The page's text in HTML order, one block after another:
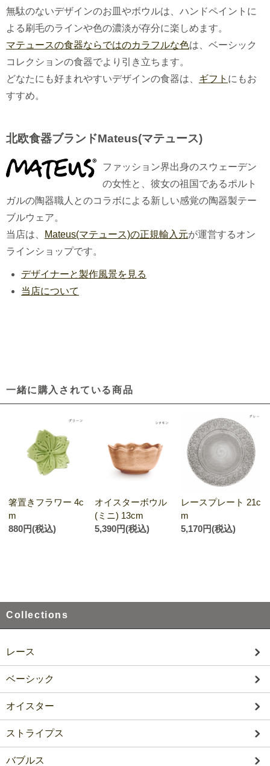
無駄のないデザインのお皿やボウルは、ハンドペイントに
よる刷毛のラインや色の濃淡が存分に楽しめます。
マテュースの食器ならではのカラフルな色は、ベーシック
コレクションの食器でより引き立ちます。
どなたにも好まれやすいデザインの食器は、 ギフト にもお
すすめ。
北欧食器ブランドMateus(マテュース)
ファッション界出身のスウェーデン
の女性と、彼女の祖国であるポルト
ガルの陶器職人とのコラボによる新しい感覚の陶器製テー
ブルウェア。
当店は、
Mateus(マテュース)の正規輸入元が運営するオン
ラインショップです。
デザイナーと製作風景を見る
当店について
一緒に購入されている商品
箸置きフラワー 4c
m
880円(税込)
オイスターボウル
(ミニ) 13cm
5,390円(税込)
レースプレート 21c
m
5,170円(税込)
Collections
レース
ベーシック
オイスター
ストライプス
バブルス